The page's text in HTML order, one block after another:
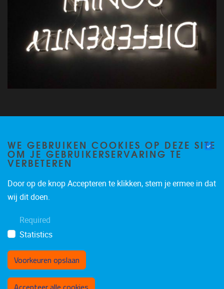
Contact
Disclaimer
LinkedIn
WE GEBRUIKEN COOKIES OP DEZE SITE
OM JE GEBRUIKERSERVARING TE
VERBETEREN
Door op de knop Accepteren te klikken, stem je ermee in dat
wij dit doen.
Required
Statistics
Voorkeuren opslaan